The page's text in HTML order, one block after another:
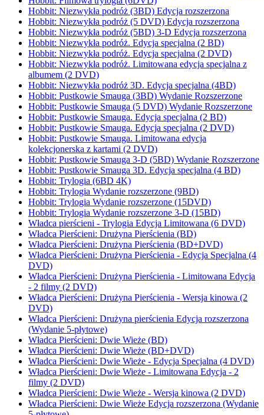
Hobbit: Niezwykła podróż (3BD) Edycja rozszerzona
Hobbit: Niezwykła podróż (5 DVD) Edycja rozszerzona
Hobbit: Niezwykła podróż (5BD) 3-D Edycja rozszerzona
Hobbit: Niezwykła podróż. Edycja specjalna (2 BD)
Hobbit: Niezwykła podróż. Edycja specjalna (2 DVD)
Hobbit: Niezwykła podróż. Limitowana edycja specjalna z
albumem (2 DVD)
Hobbit: Niezwykła podróż 3D. Edycja specjalna (4BD)
Hobbit: Pustkowie Smauga (3BD) Wydanie Rozszerzone
Hobbit: Pustkowie Smauga (5 DVD) Wydanie Rozszerzone
Hobbit: Pustkowie Smauga. Edycja specjalna (2 BD)
Hobbit: Pustkowie Smauga. Edycja specjalna (2 DVD)
Hobbit: Pustkowie Smauga. Limitowana edycja
kolekcjonerska z kartami (2 DVD)
Hobbit: Pustkowie Smauga 3-D (5BD) Wydanie Rozszerzone
Hobbit: Pustkowie Smauga 3D. Edycja specjalna (4 BD)
Hobbit: Trylogia (6BD 4K)
Hobbit: Trylogia Wydanie rozszerzone (9BD)
Hobbit: Trylogia Wydanie rozszerzone (15DVD)
Hobbit: Trylogia Wydanie rozszerzone 3-D (15BD)
Władca pierścieni - Trylogia Edycja Limitowana (6 DVD)
Władca Pierścieni: Drużyna Pierścienia (BD)
Władca Pierścieni: Drużyna Pierścienia (BD+DVD)
Władca Pierścieni: Drużyna Pierścienia - Edycja Specjalna (4
DVD)
Władca Pierścieni: Drużyna Pierścienia - Limitowana Edycja
- 2 filmy (2 DVD)
Władca Pierścieni: Drużyna Pierścienia - Wersja kinowa (2
DVD)
Władca Pierścieni: Drużyna pierścienia Edycja rozszerzona
(Wydanie 5-płytowe)
Władca Pierścieni: Dwie Wieże (BD)
Władca Pierścieni: Dwie Wieże (BD+DVD)
Władca Pierścieni: Dwie Wieże - Edycja Specjalna (4 DVD)
Władca Pierścieni: Dwie Wieże - Limitowana Edycja - 2
filmy (2 DVD)
Władca Pierścieni: Dwie Wieże - Wersja kinowa (2 DVD)
Władca Pierścieni: Dwie Wieże Edycja rozszerzona (Wydanie